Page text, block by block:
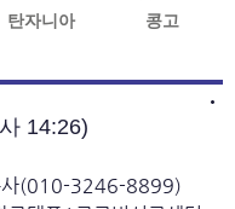
14:26)
사(010-3246-8899)
탄자니아
콩고